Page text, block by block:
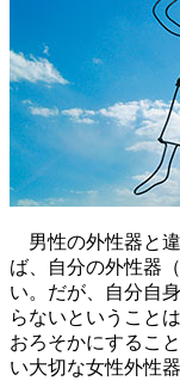
男性の外性器と
ば、自分の外性器
い。だが、自分自
らないということ
おろそかにするこ
い大切な女性外性